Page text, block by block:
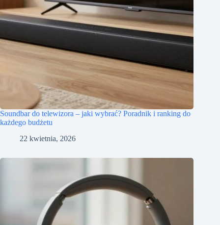
Soundbar do telewizora – jaki wybrać? Poradnik i ranking do
każdego budżetu
22 kwietnia, 2026